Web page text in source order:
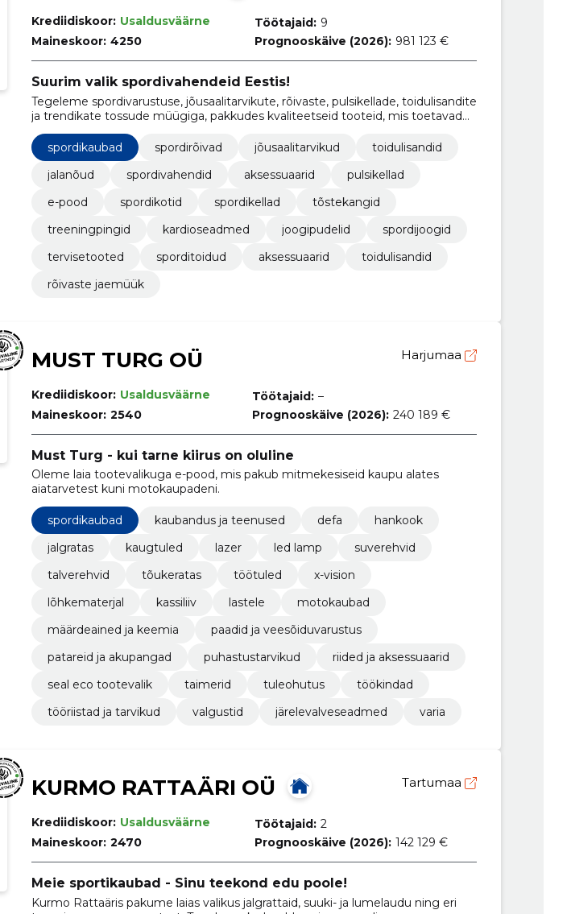
Krediidiskoor: Usaldusväärne
Maineskoor: 4250
Töötajaid: 9
Prognooskäive (2026): 981 123 €
Suurim valik spordivahendeid Eestis!
Tegeleme spordivarustuse, jõusaalitarvikute, rõivaste, pulsikellade, toidulisandite
ja trendikate tossude müügiga, pakkudes kvaliteetseid tooteid, mis toetavad
spordikaubad
spordirõivad jõusaalitarvikud
toidulisandid
jalanõud
spordivahendid aksessuaarid
pulsikellad
e-pood
spordikotid spordikellad
tõstekangid
treeningpingid
kardioseadmed joogipudelid
spordijoogid
tervisetooted
sporditoidud aksessuaarid
toidulisandid
rõivaste jaemüük
MUST TURG OÜ Harjumaa
Krediidiskoor: Usaldusväärne
Maineskoor: 2540
Töötajaid: –
Prognooskäive (2026): 240 189 €
Must Turg - kui tarne kiirus on oluline
Oleme laia tootevalikuga e-pood, mis pakub mitmekesiseid kaupu alates
aiatarvetest kuni motokaupadeni.
spordikaubad kaubandus ja teenused defa
hankook
jalgratas
kaugtuled lazer led lamp
suverehvid
talverehvid
tõukeratas töötuled
x-vision
lõhkematerjal
kassiliiv lastele
motokaubad
määrdeained ja keemia
paadid ja veesõiduvarustus
patareid ja akupangad
puhastustarvikud
riided ja aksessuaarid
seal eco tootevalik
taimerid tuleohutus
töökindad
tööriistad ja tarvikud
valgustid järelevalveseadmed varia
KURMO RATTAÄRI OÜ Tartumaa
Krediidiskoor: Usaldusväärne
Maineskoor: 2470
Töötajaid: 2
Prognooskäive (2026): 142 129 €
Meie sportikaubad - Sinu teekond edu poole!
Kurmo Rattaäris pakume laias valikus jalgrattaid, suuki- ja lumelaudu ning eri